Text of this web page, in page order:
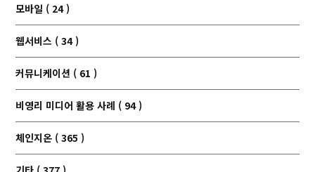
모바일 ( 24 )
웹서비스 ( 34 )
커뮤니케이션 ( 61 )
비영리 미디어 활용 사례 ( 94 )
체인지온 ( 365 )